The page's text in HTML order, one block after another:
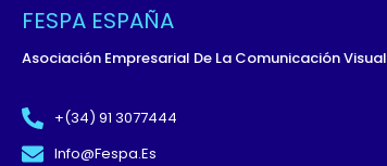
FESPA ESPAÑA
Asociación Empresarial De La Comunicación Visual
+(34) 91 3077444
Info@fespa.es